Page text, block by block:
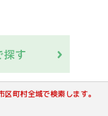
町村全域で検索します。